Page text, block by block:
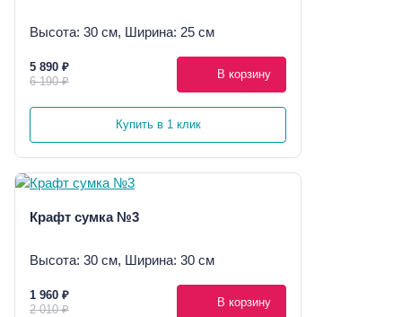
Высота: 30 см, Ширина: 25 см
5 890 ₽
6 190 ₽
В корзину
Купить в 1 клик
Крафт сумка №3
Высота: 30 см, Ширина: 30 см
1 960 ₽
2 010 ₽
В корзину